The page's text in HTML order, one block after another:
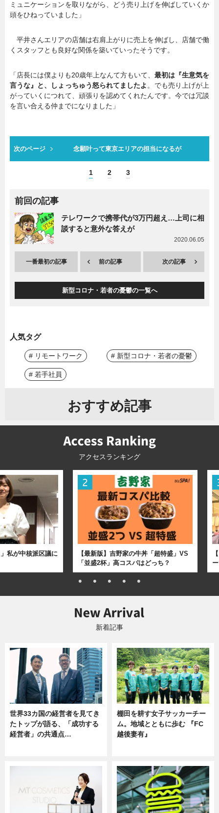
ミュニケーションを取りながら、どう売り上げを伸ばしていくか
頭をひねっていました」
平井さんエリアの店舗は右肩上がりに売上を伸ばし、店舗で働
くスタッフとも良好な関係を築いていったそうです。
「店長には僕よりも20歳年上なんて方もいて、 最初は『生意気を
言うな』と、しょっちゅう怒られてましたよ。でも売り上げが上
がっていくにつれて、頑張りを認めてくれたんです。今では冗談
を言い合える仲までになりました」
次のページ 念願叶って東京エリアの担当になるが
1 2 3
前回の記事
テレワークで携帯代が3万円超え…上司に相
談すると意外な答えが
2020.06.05
一番最初の記事 前の記事 次の記事
新型コロナ・若者の憂鬱の一覧へ
人気タグ
# リモートワーク # 新型コロナ・若者の憂鬱
# 若手社員
おすすめ記事
アクセスランキング
私が中核派区議に
【最新版】吉野家の牛丼「超特盛」VS
「並盛2杯」高コスパはどっち？
新着記事
世界33カ国の経営者を見てき
たトップが語る、「成功する
経営者」の共通点…
棚田を耕す女子サッカーチー
ム。地域とともに歩む 『FC
越後妻有』